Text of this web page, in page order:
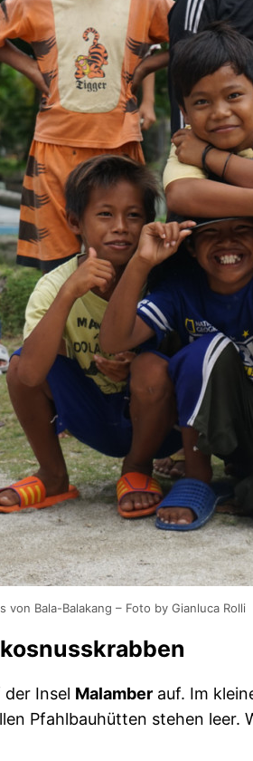
von Bala-Balakang – Foto by Gianluca Rolli
der Insel Malamber auf. Im
Pfahlbauhütten stehen leer.